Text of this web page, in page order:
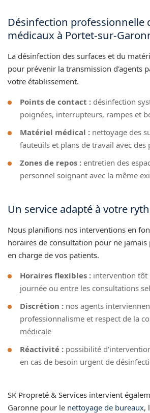
Désinfection professionnelle
médicaux à Portet-sur-
La désinfection des surfaces et du
pour prévenir la transmission d'agents
votre établissement.
Points de contact : désinfection
poignées, interrupteurs, rampes et
Matériel médical : nettoyage des
fauteuils et plans de travail avec des
Zones de repos : entretien des
personnel soignant avec la même
Un service adapté à votre
Nous planifions nos interventions en
horaires de consultation pour ne
en charge de vos patients.
Horaires flexibles : intervention tôt
journée ou entre les consultations
Discrétion : nos agents
professionnalisme et respect de la
médicale
Réactivité : possibilité
en cas de besoin urgent de
SK Propreté & Services intervient
Garonne pour le nettoyage de bureaux,